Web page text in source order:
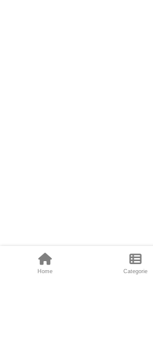
Home Categorie